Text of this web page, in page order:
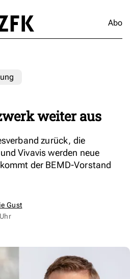
Abo
weiter aus
zurück, die
Vivavis werden neue
der BEMD-Vorstand
Gust